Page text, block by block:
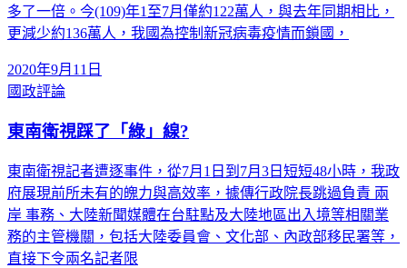
多了一倍。今(109)年1至7月僅約122萬人，與去年同期相比，
更減少約136萬人，我國為控制新冠病毒疫情而鎖國，
2020年9月11日
國政評論
東南衛視踩了「綠」線?
東南衛視記者遭逐事件，從7月1日到7月3日短短48小時，我政
府展現前所未有的魄力與高效率，據傳行政院長跳過負責 兩
岸 事務、大陸新聞媒體在台駐點及大陸地區出入境等相關業
務的主管機關，包括大陸委員會、文化部、內政部移民署等，
直接下令兩名記者限